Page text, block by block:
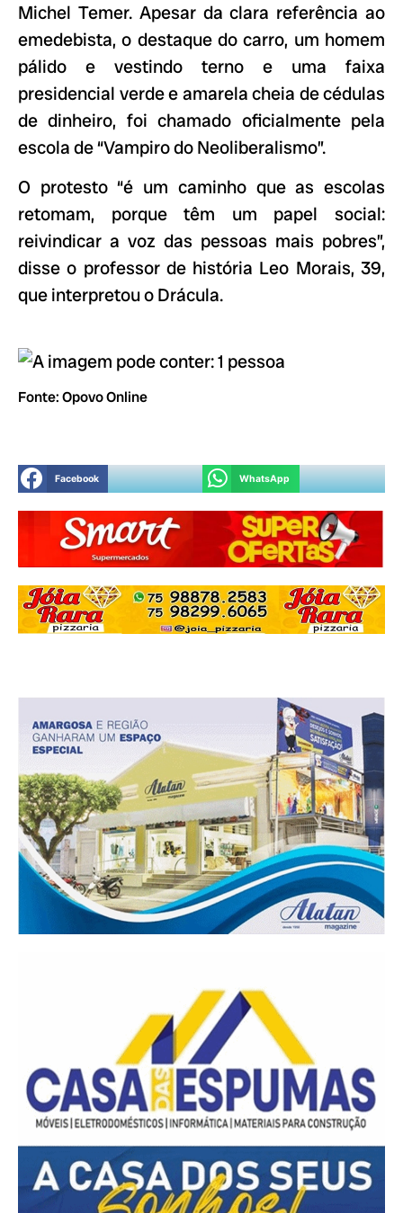
Michel Temer. Apesar da clara referência ao
emedebista, o destaque do carro, um homem
pálido e vestindo terno e uma faixa
presidencial verde e amarela cheia de cédulas
de dinheiro, foi chamado oficialmente pela
escola de “Vampiro do Neoliberalismo”.
O protesto “é um caminho que as escolas
retomam, porque têm um papel social:
reivindicar a voz das pessoas mais pobres”,
disse o professor de história Leo Morais, 39,
que interpretou o Drácula.
Fonte: Opovo Online
Facebook WhatsApp